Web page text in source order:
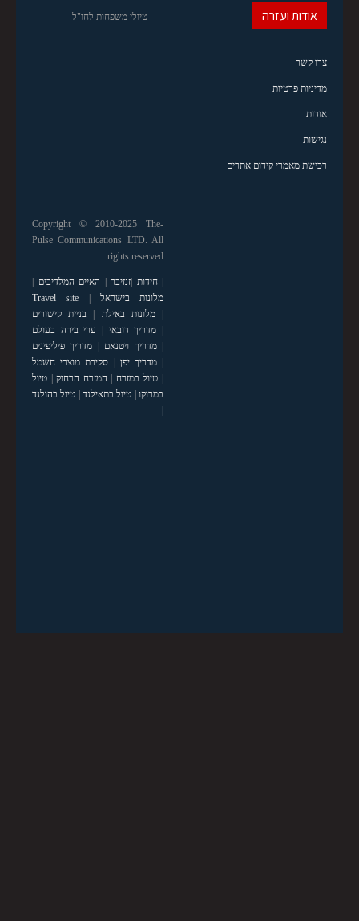
טיולי משפחות לחו"ל אודות ועזרה
צרו קשר
מדיניות פרטיות
אודות
נגישות
רכישת מאמרי קידום אתרים
Copyright © 2010-2025 The-
Pulse Communications LTD. All
rights reserved
|חידות |זנזיבר | האיים המלדיבים |
מלונות בישראל |
Travel site
|מלונות באילת | בניית קישורים
| מדריך דובאי | ערי בירה בעולם
|מדריך ויטנאם | מדריך פיליפינים
|מדריך יפן | סקירת מוצרי חשמל
| טיול במזרח | המזרח הרחוק| טיול
במרוקו| טיול בתאילנד| טיול בהולנד
|